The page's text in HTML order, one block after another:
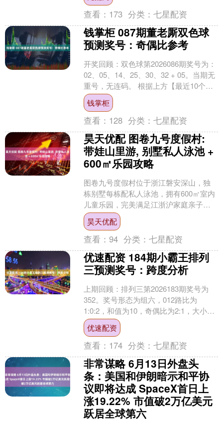
查看： 173 分类：七星配资
钱掌柜 087期董老厮双色球
预测奖号：奇偶比参考
开奖回顾：双色球第2026086期奖号为：
02、05、14、25、30、32 + 05。当期无
重号，无连码。 根据上方【最近10个星
期四奖号统计表】可知，上个星....
钱掌柜
查看： 128 分类：七星配资
昊天优配 图卷九号度假村:
带娃山里游, 别墅私人泳池 +
600㎡乐园攻略
图卷九号度假村位于浙江磐安深山，独
栋别墅每栋配私人泳池，拥有600㎡室内
儿童乐园，完美满足江浙沪家庭亲子游
需求。 图卷九号度假村：带娃山居的完
美答案 如果正在江....
昊天优配
查看：94 分类：七星配资
优速配资 184期小霸王排列
三预测奖号：跨度分析
上期回顾：排列三第2026183期奖号为
352。奖号形态为组六，012路比为
1:0:2，和值为10，奇偶比为2:1，大小比
为1:2，跨度为3。 排列三从2004....
优速配资
查看： 174 分类：七星配资
非常谋略 6月13日外盘头
条：美国和伊朗暗示和平协
议即将达成 SpaceX首日上
涨19.22% 市值破2万亿美元
跃居全球第六